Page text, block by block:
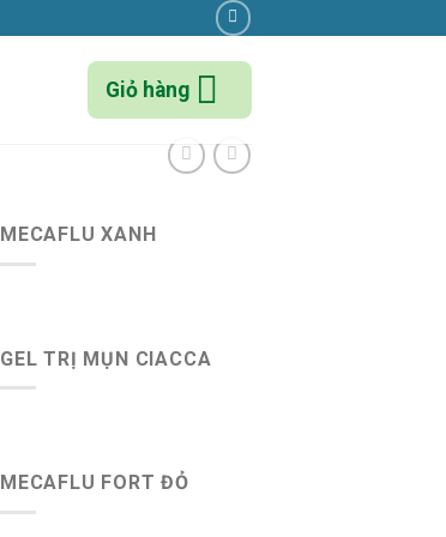
Giỏ hàng
MECAFLU XANH
GEL TRỊ MỤN CIACCA
MECAFLU FORT ĐỎ